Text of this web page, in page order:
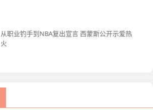
从职业钓手到NBA复出宣言 西蒙斯公开示爱热
火